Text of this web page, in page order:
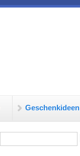
Geschenkideen